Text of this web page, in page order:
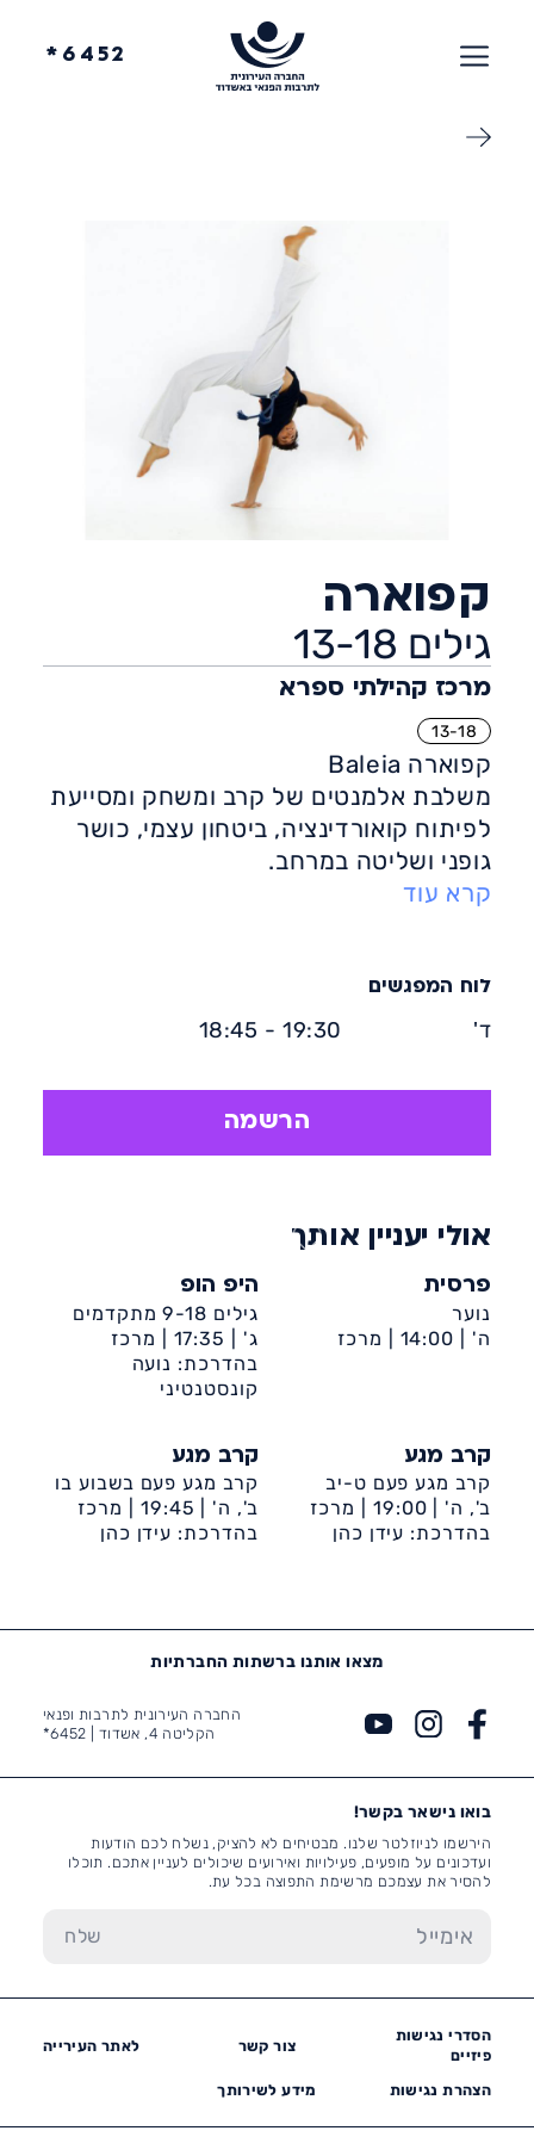
6452*
קפוארה
גילים 13-18
מרכז קהילתי ספרא
13-18
קפוארה Baleia
משלבת אלמנטים של קרב ומשחק ומסייעת
לפיתוח קואורדינציה, ביטחון עצמי, כושר
גופני ושליטה במרחב.
הקפוארה משלבת באופן הרמוני נגינה
אחד הערכים החשובים בקפוארה, הוא
שמירה על השותף למשחק כך שלא יפגע
הקפוארה הוא משחק לחימה שאינו אלים
ותורם רבות לתקשורת החברתית.
קרא עוד
הרשמה
לוח המפגשים
ד' 19:30 - 18:45
אולי יעניין אותך
פרסית
נוער
ה' | 14:00 |
מרכז
היפ הופ
גילים 9-18 מתקדמים
ג' |
17:35 |
מרכז
קהילתי ספרא
בהדרכת: נועה
קונסטנטיני
קרב מגע
קרב מגע פעם ט-יב
ב', ה' | 19:00 |
מרכז
קהילתי ספרא
בהדרכת: עידן כהן
קרב מגע
קרב מגע פעם בשבוע בו
ב', ה' | 19:45 |
מרכז
קהילתי ספרא
בהדרכת: עידן כהן
מצאו אותנו ברשתות החברתיות
החברה העירונית לתרבות ופנאי
הקליטה 4, אשדוד |
6452*
בואו נישאר בקשר!
הירשמו לניוזלטר שלנו. מבטיחים לא להציק, נשלח לכם הודעות
ועדכונים על מופעים, פעילויות ואירועים שיכולים לעניין אתכם. תוכלו
להסיר את עצמכם מרשימת התפוצה בכל עת.
הסדרי נגישות
פיזיים
צור קשר לאתר העירייה
הצהרת נגישות מידע לשירותך